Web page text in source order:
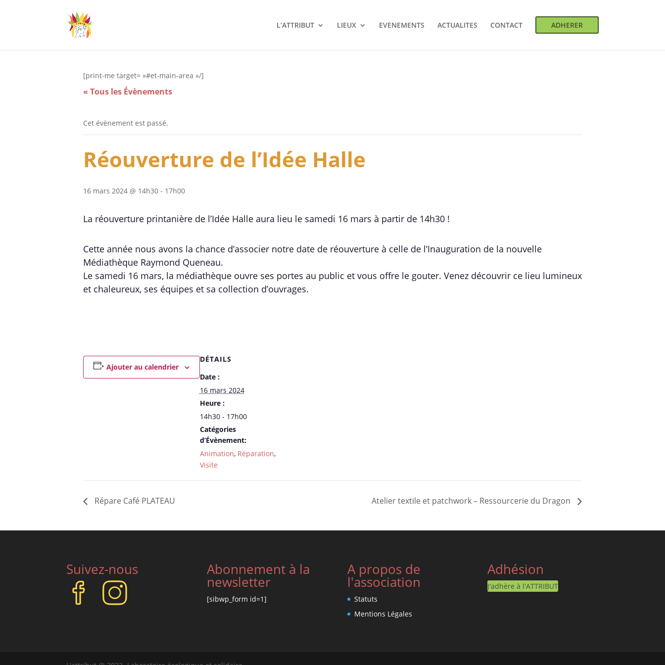
L’ATTRIBUT LIEUX EVENEMENTS ACTUALITES CONTACT ADHERER
[print-me target= »#et-main-area »/]
« Tous les Évènements
Cet évènement est passé.
Réouverture de l’Idée Halle
16 mars 2024 @ 14h30 - 17h00
La réouverture printanière de l’Idée Halle aura lieu le samedi 16 mars à partir de 14h30 !
Cette année nous avons la chance d’associer notre date de réouverture à celle de l’Inauguration de la nouvelle
Médiathèque Raymond Queneau.
Le samedi 16 mars, la médiathèque ouvre ses portes au public et vous offre le gouter. Venez découvrir ce lieu lumineux
et chaleureux, ses équipes et sa collection d’ouvrages.
Ajouter au calendrier
DÉTAILS
Date :
16 mars 2024
Heure :
14h30 - 17h00
Catégories
d’Évènement:
Animation, Réparation,
Visite
Répare Café PLATEAU Atelier textile et patchwork – Ressourcerie du Dragon
Suivez-nous Abonnement à la
newsletter
[sibwp_form id=1]
A propos de
l'association
Statuts
Mentions Légales
Adhésion
J'adhère à l'ATTRIBUT